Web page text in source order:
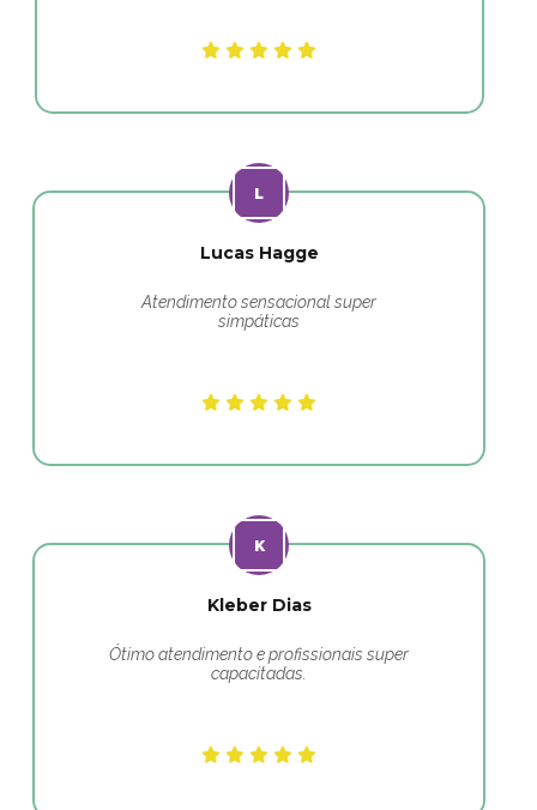
Lucas Hagge
Atendimento sensacional super
simpáticas
Kleber Dias
Ótimo atendimento e profissionais super
capacitadas.